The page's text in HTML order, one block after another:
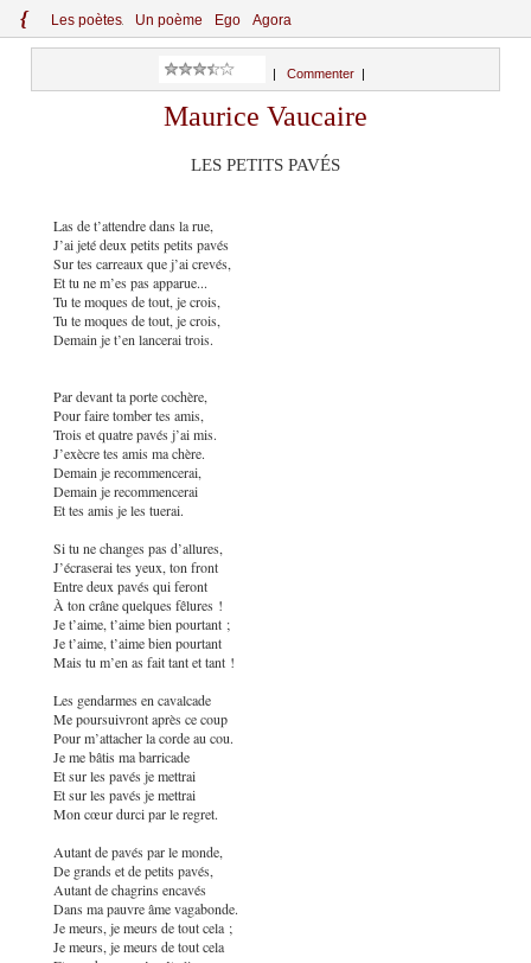
{ Les poètes Un poème Ego Agora
Commenter
Maurice Vaucaire
LES PETITS PAVÉS
Las de t’attendre dans la rue,
J’ai jeté deux petits petits pavés
Sur tes carreaux que j’ai crevés,
Et tu ne m’es pas apparue...
Tu te moques de tout, je crois,
Tu te moques de tout, je crois,
Demain je t’en lancerai trois.
Par devant ta porte cochère,
Pour faire tomber tes amis,
Trois et quatre pavés j’ai mis.
J’exècre tes amis ma chère.
Demain je recommencerai,
Demain je recommencerai
Et tes amis je les tuerai.
Si tu ne changes pas d’allures,
J’écraserai tes yeux, ton front
Entre deux pavés qui feront
À ton crâne quelques fêlures !
Je t’aime, t’aime bien pourtant ;
Je t’aime, t’aime bien pourtant
Mais tu m’en as fait tant et tant !
Les gendarmes en cavalcade
Me poursuivront après ce coup
Pour m’attacher la corde au cou.
Je me bâtis ma barricade
Et sur les pavés je mettrai
Et sur les pavés je mettrai
Mon cœur durci par le regret.
Autant de pavés par le monde,
De grands et de petits pavés,
Autant de chagrins encavés
Dans ma pauvre âme vagabonde.
Je meurs, je meurs de tout cela ;
Je meurs, je meurs de tout cela